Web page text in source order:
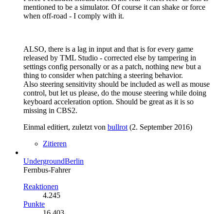
mentioned to be a simulator. Of course it can shake or force
when off-road - I comply with it.
ALSO, there is a lag in input and that is for every game
released by TML Studio - corrected else by tampering in
settings config personally or as a patch, nothing new but a
thing to consider when patching a steering behavior.
Also steering sensitivity should be included as well as mouse
control, but let us please, do the mouse steering while doing
keyboard acceleration option. Should be great as it is so
missing in CBS2.
Einmal editiert, zuletzt von bullrot (2. September 2016)
Zitieren
UndergroundBerlin
Fernbus-Fahrer
Reaktionen
4.245
Punkte